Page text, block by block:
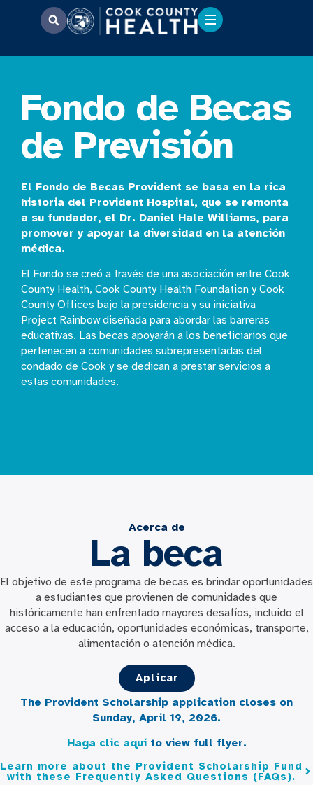
Fondo de Becas
de Previsión
El Fondo de Becas Provident se basa en la rica
historia del Provident Hospital, que se remonta
a su fundador, el Dr. Daniel Hale Williams, para
promover y apoyar la diversidad en la atención
médica.
El Fondo se creó a través de una asociación entre Cook
County Health, Cook County Health Foundation y Cook
County Offices bajo la presidencia y su iniciativa
Project Rainbow diseñada para abordar las barreras
educativas. Las becas apoyarán a los beneficiarios que
pertenecen a comunidades subrepresentadas del
condado de Cook y se dedican a prestar servicios a
estas comunidades.
Acerca de
La beca
El objetivo de este programa de becas es brindar oportunidades
a estudiantes que provienen de comunidades que
históricamente han enfrentado mayores desafíos, incluido el
acceso a la educación, oportunidades económicas, transporte,
alimentación o atención médica.
Aplicar
The Provident Scholarship application closes on
Sunday, April 19, 2026.
Haga clic aquíto view full flyer.
Learn more about the Provident Scholarship Fund
with these Frequently Asked Questions (FAQs).